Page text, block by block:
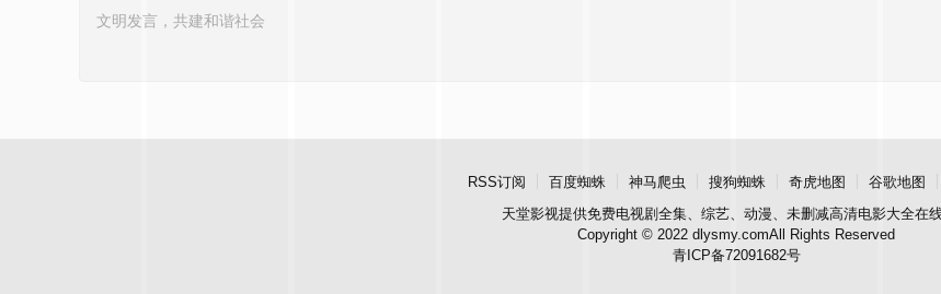
RSS订阅 百度蜘蛛 神马爬虫 搜狗蜘蛛 奇虎地图 谷歌地图
天堂影视提供免费电视剧全集、综艺、动漫、未删减高清电影大全在
Copyright © 2022 dlysmy.comAll Rights Reserved
青ICP备72091682号